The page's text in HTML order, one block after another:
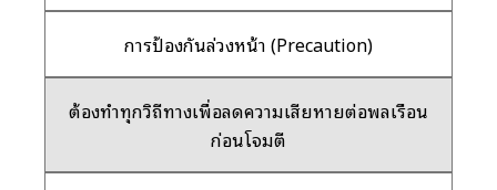
การป้องกันล่วงหน้า (Precaution)
ต้องทำทุกวิถีทางเพื่อลดความเสียหายต่อพลเรือน
ก่อนโจมตี